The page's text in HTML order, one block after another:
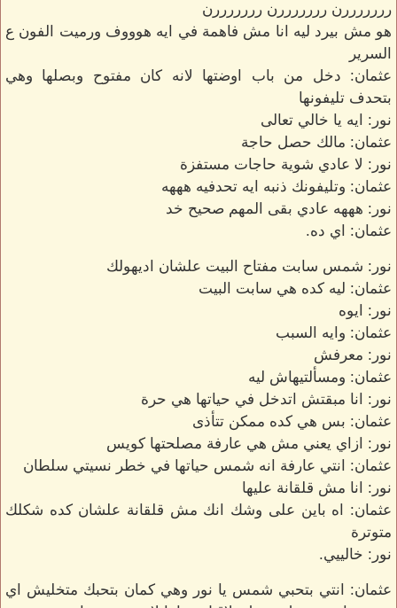
رررررررن رررررررن رررررررن
هو مش بيرد ليه انا مش فاهمة في ايه هوووف ورميت الفون ع
السرير
عثمان: دخل من باب اوضتها لانه كان مفتوح وبصلها وهي
بتحدف تليفونها
نور: ايه يا خالي تعالى
عثمان: مالك حصل حاجة
نور: لا عادي شوية حاجات مستفزة
عثمان: وتليفونك ذنبه ايه تحدفيه هههه
نور: هههه عادي بقى المهم صحيح خد
عثمان: اي ده.
نور: شمس سابت مفتاح البيت علشان اديهولك
عثمان: ليه كده هي سابت البيت
نور: ايوه
عثمان: وايه السبب
نور: معرفش
عثمان: ومسألتيهاش ليه
نور: انا مبقتش اتدخل في حياتها هي حرة
عثمان: بس هي كده ممكن تتأذى
نور: ازاي يعني مش هي عارفة مصلحتها كويس
عثمان: انتي عارفة انه شمس حياتها في خطر نسيتي سلطان
نور: انا مش قلقانة عليها
عثمان: اه باين على وشك انك مش قلقانة علشان كده شكلك
متوترة
نور: خالييي.
عثمان: انتي بتحبي شمس يا نور وهي كمان بتحبك متخليش اي